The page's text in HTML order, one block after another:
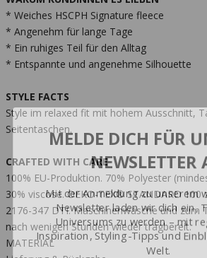
* Weiches HSCPH Signature fleece
* Angenehm für lange Tage
* Ein ruhiges Teil für den Alltag
* Entspannte und angenehme Silhouette
STYLE FACTS
Style im relaxed fit mit hohem Ausschnitt,
Seitentaschen.
CRAFTED WITH CARE
100% EU-Produktion. 70% Polyester
30% viscose. OEKO-TEX® STANDARD
2176-347 DTI. Maschinenwäsche und zum
nach wenigen Stunden wieder tragbereit.
MATERIAL
MELDE DICH FÜR
NEWSLETTER
Mit der Anmeldung zu unserem
Newsletter laden wir dich ein,
Universums zu werden – mit
Inspiration, Styling-Tipps und
Welt.